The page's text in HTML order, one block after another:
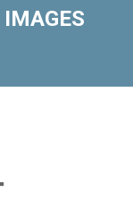
IMAGES